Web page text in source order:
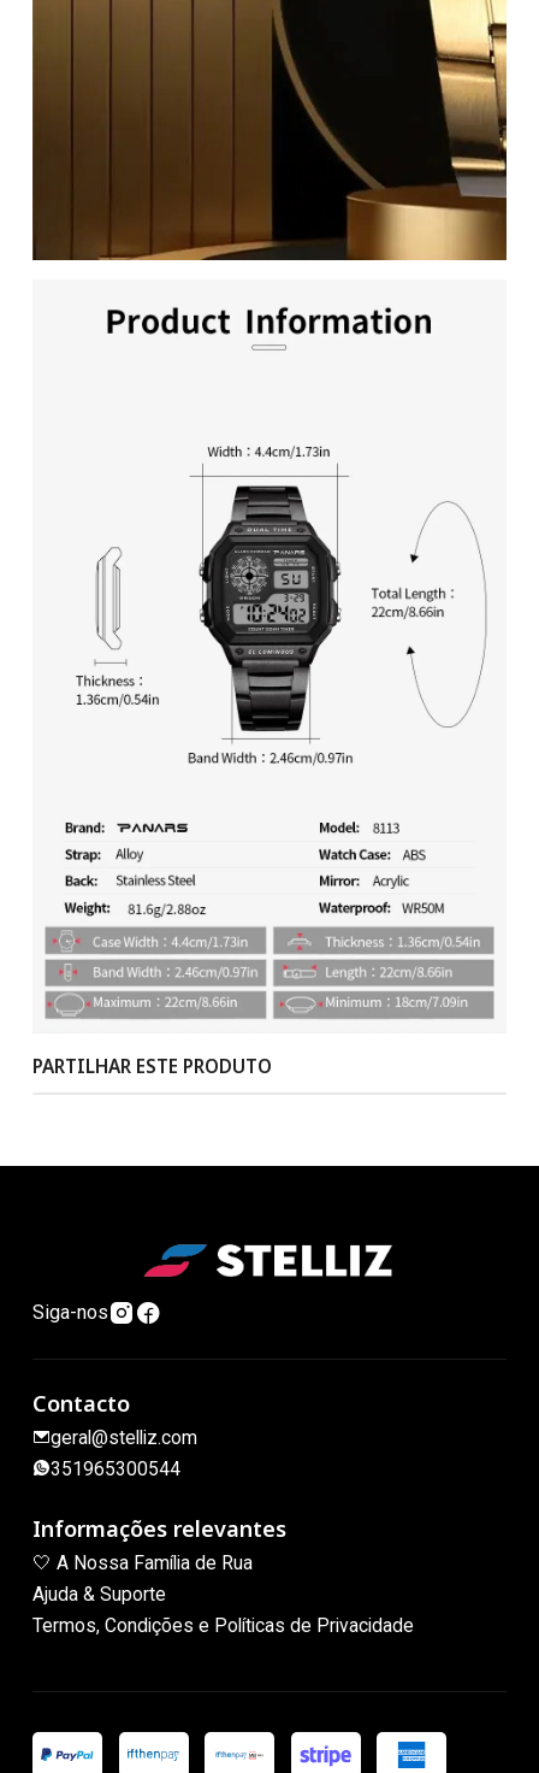
PARTILHAR ESTE PRODUTO
Siga-nos
Contacto
geral@stelliz.com
351965300544
Informações relevantes
🤍 A Nossa Família de Rua
Ajuda & Suporte
Termos, Condições e Políticas de Privacidade